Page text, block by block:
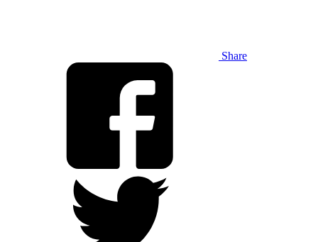
Share